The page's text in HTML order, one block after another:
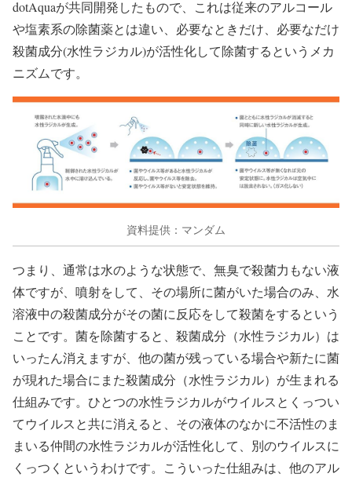
dotAquaが共同開発したもので、これは従来のアルコール
や塩素系の除菌薬とは違い、必要なときだけ、必要なだけ
殺菌成分(水性ラジカル)が活性化して除菌するというメカ
ニズムです。
資料提供：マンダム
つまり、通常は水のような状態で、無臭で殺菌力もない液
体ですが、噴射をして、その場所に菌がいた場合のみ、水
溶液中の殺菌成分がその菌に反応をして殺菌をするという
ことです。菌を除菌すると、殺菌成分（水性ラジカル）は
いったん消えますが、 他の菌が残っている場合や新たに菌
が現れた場合にまた殺菌成分（水性ラジカル）が生まれる
仕組みです。ひとつの水性ラジカルがウイルスとくっつい
てウイルスと共に消えると、その液体のなかに不活性のま
まいる仲間の水性ラジカルが活性化して、別のウイルスに
くっつくというわけです。こういった仕組みは、他のアル